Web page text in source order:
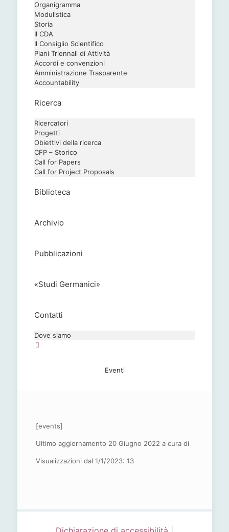
Organigramma
Modulistica
Storia
Il CDA
Il Consiglio Scientifico
Piani Triennali di Attività
Accordi e convenzioni
Amministrazione Trasparente
Accountability
Ricerca
Ricercatori
Progetti
Obiettivi della ricerca
CFP – Storico
Call for Papers
Call for Project Proposals
Biblioteca
Archivio
Pubblicazioni
«Studi Germanici»
Contatti
Dove siamo
Eventi
[events]
Ultimo aggiornamento 20 Giugno 2022 a cura di
Visualizzazioni dal 1/1/2023: 13